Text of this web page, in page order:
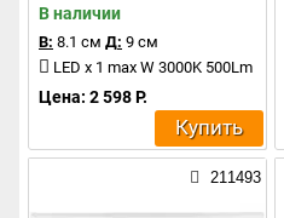
В наличии
В: 8.1 см Д: 9 см
LED x 1 max W 3000K 500Lm
Цена: 2 598 Р.
Купить
211493